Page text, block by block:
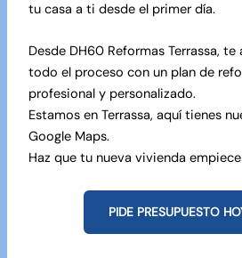
tu casa a ti desde el primer día.
Desde DH60 Reformas Terrassa, te
todo el proceso con un plan de
profesional y personalizado.
Estamos en Terrassa, aquí tienes
Google Maps.
Haz que tu nueva vivienda
PIDE PRESUPUESTO